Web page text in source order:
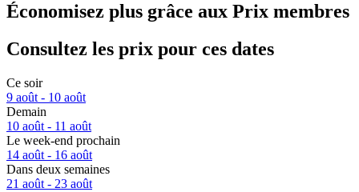
Économisez plus grâce aux Prix membres
Consultez les prix pour ces dates
Ce soir
9 août - 10 août
Demain
10 août - 11 août
Le week-end prochain
14 août - 16 août
Dans deux semaines
21 août - 23 août